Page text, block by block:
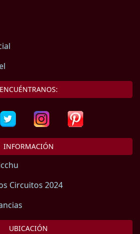
ENCUÉNTRANOS:
INFORMACIÓN
Circuitos 2024
UBICACIÓN